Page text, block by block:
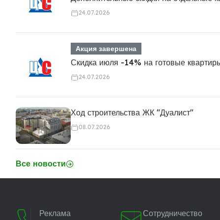
24.07.2026
Акция завершена
Скидка июля -14% на готовые
24.07.2026
Ход строительства ЖК "Дуалист"
08.07.2026
Все новости
Реклама Сотрудничество